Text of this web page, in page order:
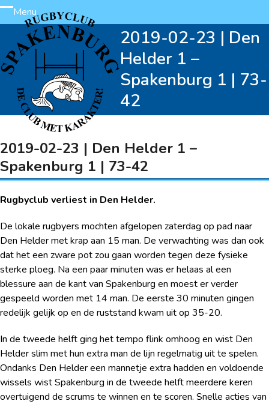
Skip
to
content
Menu
Open
mobile
menu
Close
mobile
menu
2019-02-23 | Den
Helder 1 –
Spakenburg 1 | 73-
42
2019-02-23 | Den Helder 1 –
Spakenburg 1 | 73-42
Rugbyclub verliest in Den Helder.
De lokale rugbyers mochten afgelopen zaterdag op pad naar
Den Helder met krap aan 15 man. De verwachting was dan ook
dat het een zware pot zou gaan worden tegen deze fysieke
sterke ploeg. Na een paar minuten was er helaas al een
blessure aan de kant van Spakenburg en moest er verder
gespeeld worden met 14 man. De eerste 30 minuten gingen
redelijk gelijk op en de ruststand kwam uit op 35-20.
In de tweede helft ging het tempo flink omhoog en wist Den
Helder slim met hun extra man de lijn regelmatig uit te spelen.
Ondanks Den Helder een mannetje extra hadden en voldoende
wissels wist Spakenburg in de tweede helft meerdere keren
overtuigend de scrums te winnen en te scoren. Snelle acties van